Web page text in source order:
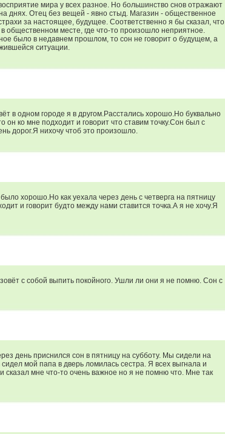
мира у всех разное. Но большинство снов отражают
днях. Отец без вещей - явно стыд. Магазин - общественное
за настоящее, будущее. Соответственно я бы сказал, что
месте, где что-то произошло неприятное.
было в недавнем прошлом, то сон не говорит о будущем, а
ситуации.
в одном городе я в другом.Расстались хорошо.Но буквально
он ко мне подходит и говорит что ставим точку.Сон был с
дорог.Я нихочу чтоб это произошло.
хорошо.Но как уехала через день с четверга на пятницу
и говорит будто между нами ставится точка.А я не хочу.Я
с собой выпить покойного. Ушли ли они я не помню. Сон с
день приснился сон в пятницу на субботу. Мы сидели на
мой папа в дверь ломилась сестра. Я всех выгнала и
сказал мне что-то очень важное но я не помню что. Мне так